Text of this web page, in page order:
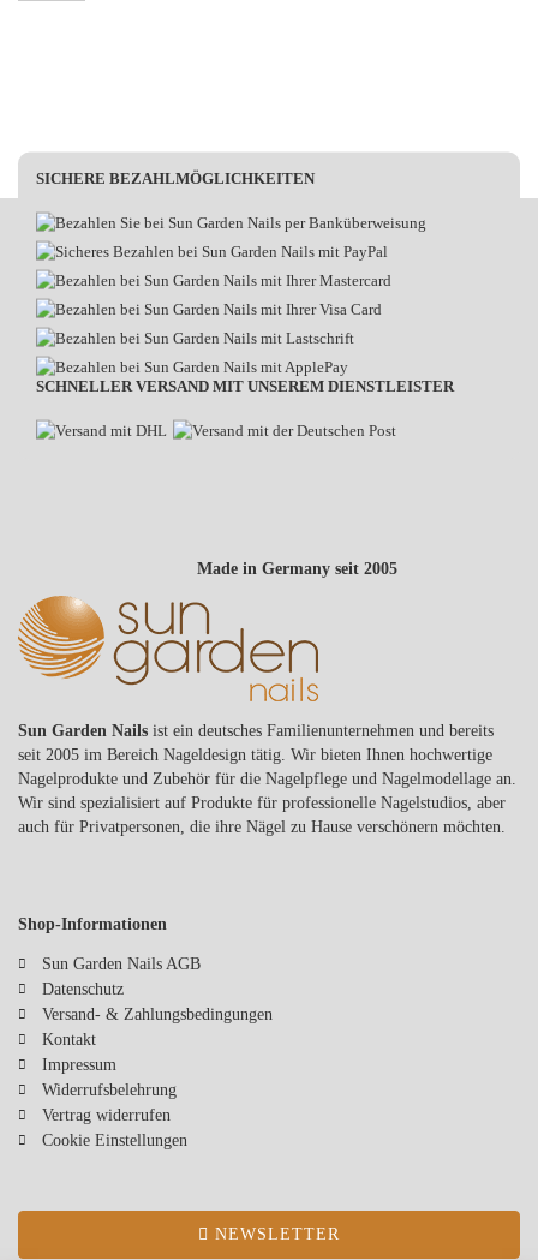
SICHERE BEZAHLMÖGLICHKEITEN
SCHNELLER VERSAND MIT UNSEREM DIENSTLEISTER
Made in Germany seit 2005
Sun Garden Nails ist ein deutsches Familienunternehmen und bereits
seit 2005 im Bereich Nageldesign tätig. Wir bieten Ihnen hochwertige
Nagelprodukte und Zubehör für die Nagelpflege und Nagelmodellage an.
Wir sind spezialisiert auf Produkte für professionelle Nagelstudios, aber
auch für Privatpersonen, die ihre Nägel zu Hause verschönern möchten.
Shop-Informationen
Sun Garden Nails AGB
Datenschutz
Versand- & Zahlungsbedingungen
Kontakt
Impressum
Widerrufsbelehrung
Vertrag widerrufen
Cookie Einstellungen
NEWSLETTER